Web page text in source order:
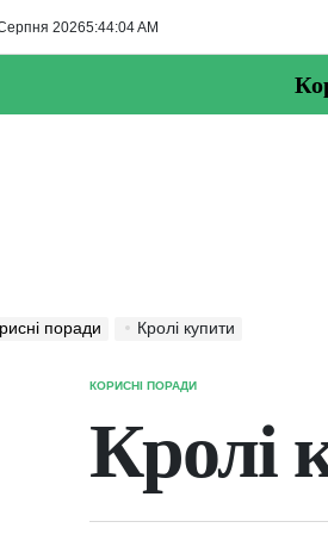
20265:44:05AM
поради Кролі купити
ОПУБЛІКУВАТИ
КОРИСНІ ПОРАДИ
Кролі